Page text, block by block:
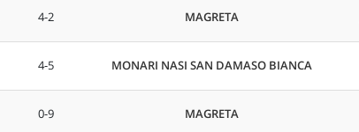
4-2 MAGRETA
4-5 MONARI NASI SAN DAMASO BIANCA
0-9 MAGRETA